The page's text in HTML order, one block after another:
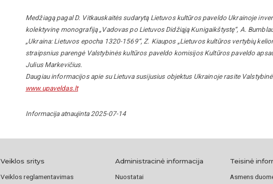
Medžiagą pagal D. Vitkauskaitės sudarytą Lietuvos kultūros paveldo Ukrainoje
kolektyvinę monografiją „Vadovas po Lietuvos Didžiąją Kunigaikštystę“, A.
„Ukraina: Lietuvos epocha 1320-1569“, Z. Kiaupos „Lietuvos kultūros vertybių
straipsnius parengė Valstybinės kultūros paveldo komisijos Kultūros paveldo
Julius Markevičius.
Daugiau informacijos apie su Lietuva susijusius objektus Ukrainoje rasite
www.upaveldas.lt
Informacija atnaujinta 2025-07-14
Veiklos sritys
Veiklos reglamentavimas
Administracinė informacija
Nuostatai
Teisinė
Asmens